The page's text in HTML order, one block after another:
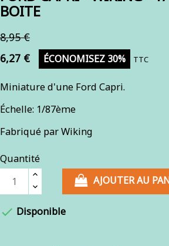
BOITE
8,95 €
6,27 €
ÉCONOMISEZ 30% TTC
Miniature d'une Ford Capri.
Échelle: 1/87ème
Fabriqué par Wiking
Quantité
AJOUTER AU
 Disponible